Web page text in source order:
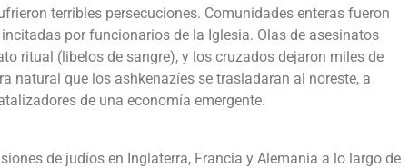
terribles persecuciones. Comunidades enteras fueron
por funcionarios de la Iglesia. Olas de asesinatos
ritual (libelos de sangre), y los cruzados dejaron miles de
natural que los ashkenazíes se trasladaran al noreste, a
de una economía emergente.
de judíos en Inglaterra, Francia y Alemania a lo largo de